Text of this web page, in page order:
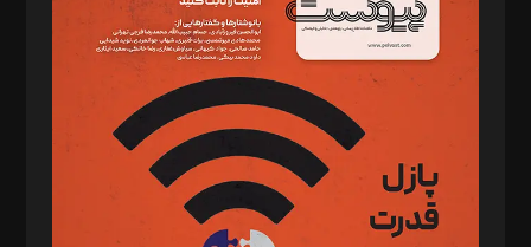
د‌بیر خدمت و تجارت: ابوالفضل رجبی
د‌بیر حقوق فناوری: حسام‌الدین ایپکچی
د‌بیر پیوست جهان: مینا پاکدل
د‌بیر تحریریه آنلاین: بابک نقاش
تحریریه‌: مجتبی محمود‌ی، آرش برهمند، یسنا امان‌پور، سروش کرمیان،
مصطفی مسجدی آرانی، ابوالفضل رجبی، زهرا فکرانه، فائزه فتحی
رستمی،مصطفی باستان